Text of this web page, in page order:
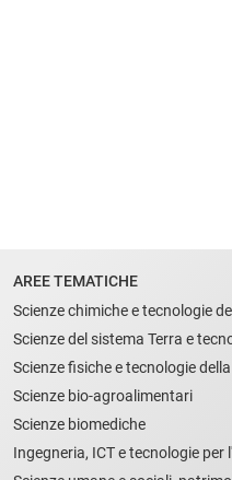
AREE TEMATICHE
Scienze chimiche e tecnologie
Scienze del sistema Terra e
Scienze fisiche e tecnologie
Scienze bio-agroalimentari
Scienze biomediche
Ingegneria, ICT e tecnologie per